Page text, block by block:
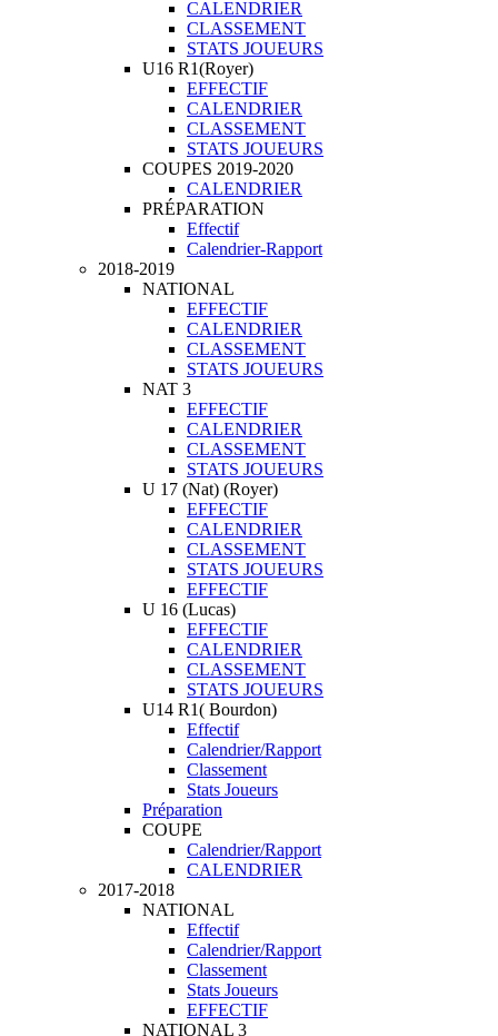
CALENDRIER
CLASSEMENT
STATS JOUEURS
U16 R1(Royer)
EFFECTIF
CALENDRIER
CLASSEMENT
STATS JOUEURS
COUPES 2019-2020
CALENDRIER
PRÉPARATION
Effectif
Calendrier-Rapport
2018-2019
NATIONAL
EFFECTIF
CALENDRIER
CLASSEMENT
STATS JOUEURS
NAT 3
EFFECTIF
CALENDRIER
CLASSEMENT
STATS JOUEURS
U 17 (Nat) (Royer)
EFFECTIF
CALENDRIER
CLASSEMENT
STATS JOUEURS
EFFECTIF
U 16 (Lucas)
EFFECTIF
CALENDRIER
CLASSEMENT
STATS JOUEURS
U14 R1( Bourdon)
Effectif
Calendrier/Rapport
Classement
Stats Joueurs
Préparation
COUPE
Calendrier/Rapport
CALENDRIER
2017-2018
NATIONAL
Effectif
Calendrier/Rapport
Classement
Stats Joueurs
EFFECTIF
NATIONAL 3